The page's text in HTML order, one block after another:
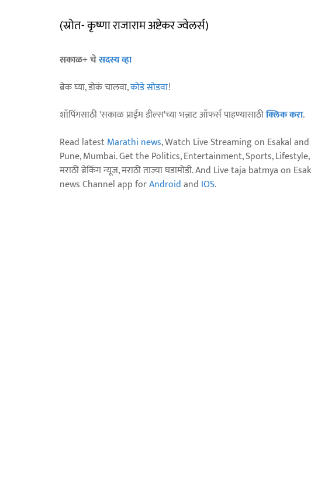
(स्रोत- कृष्णा राजाराम अष्टेकर ज्वेलर्स)
सकाळ+ चेसदस्य व्हा
ब्रेक घ्या, डोकं चालवा,कोडे सोडवा!
शॉपिंगसाठी 'सकाळ प्राईम डील्स'च्या भन्नाट ऑफर्स पाहण्यासाठीक्लिक करा.
Read latestMarathi news, Watch Live Streaming on Esakal and
Pune, Mumbai. Get the Politics, Entertainment, Sports, Lifestyle,
मराठी ब्रेकिंग न्यूज, मराठी ताज्या घडामोडी. And Live taja batmya on
news Channel app forAndroidand IOS.